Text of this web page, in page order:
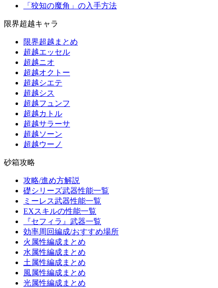
「狡知の魔角」の入手方法
限界超越キャラ
限界超越まとめ
超越エッセル
超越ニオ
超越オクトー
超越シエテ
超越シス
超越フュンフ
超越カトル
超越サラーサ
超越ソーン
超越ウーノ
砂箱攻略
攻略/進め方解説
礎シリーズ武器性能一覧
ミーレス武器性能一覧
EXスキルの性能一覧
『セフィラ』武器一覧
効率周回編成/おすすめ場所
火属性編成まとめ
水属性編成まとめ
土属性編成まとめ
風属性編成まとめ
光属性編成まとめ